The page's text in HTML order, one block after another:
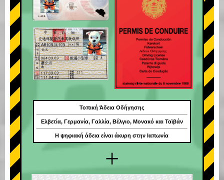
+
Τοπική Άδεια Οδήγησης
Ελβετία, Γερμανία, Γαλλία, Βέλγιο, Μονακό και Ταϊβάν
Η ψηφιακή άδεια είναι άκυρη στην Ιαπωνία